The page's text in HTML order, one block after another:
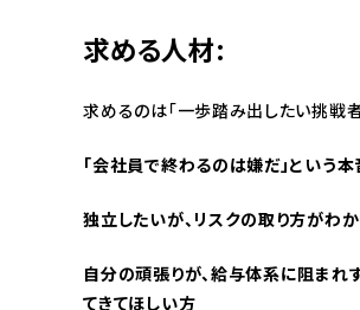
求める人材:
求めるのは「一歩踏み出したい挑戦者
「会社員で終わるのは嫌だ」という
独立したいが、リスクの取り方がわ
自分の頑張りが、給与体系に阻まれ
てきてほしい方